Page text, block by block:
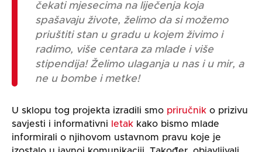
čekati mjesecima na liječenja koja
spašavaju živote, želimo da si možemo
priuštiti stan u gradu u kojem živimo i
radimo, više centara za mlade i više
stipendija! Želimo ulaganja u nas i u mir, a
ne u bombe i metke!
U sklopu tog projekta izradili smo priručnik o prizivu
savjesti i informativni
letak kako bismo mlade
informirali o njihovom ustavnom pravu koje je